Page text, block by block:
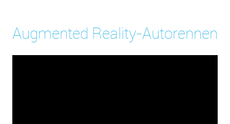
Augmented Reality-Autorennen